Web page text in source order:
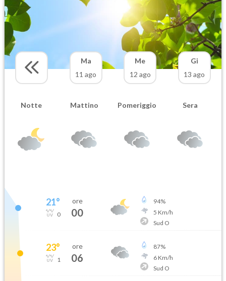
Ma
11 ago
Me
12 ago
Gi
13 ago
Notte Mattino Pomeriggio Sera
21°
0
ore
00
94%
5 Km/h
Sud O
23°
1
ore
06
87%
6Km/h
Sud O